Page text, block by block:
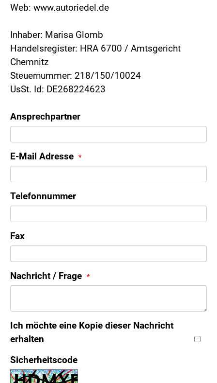
Web: www.autoriedel.de
Inhaber: Marisa Glomb
Handelsregister: HRA 6700 / Amtsgericht
Chemnitz
Steuernummer: 218/150/10024
UsSt. Id: DE268224623
Ansprechpartner
E-Mail Adresse
Telefonnummer
Fax
Nachricht / Frage
Ich möchte eine Kopie dieser Nachricht
erhalten
Sicherheitscode